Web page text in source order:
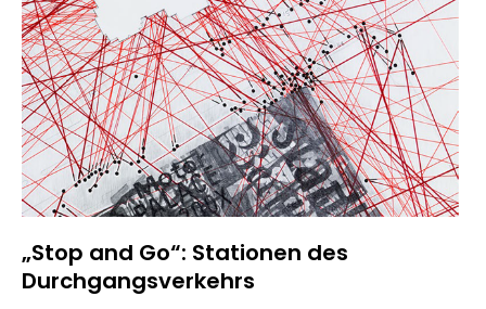
„Stop and Go“: Stationen des
Durchgangsverkehrs